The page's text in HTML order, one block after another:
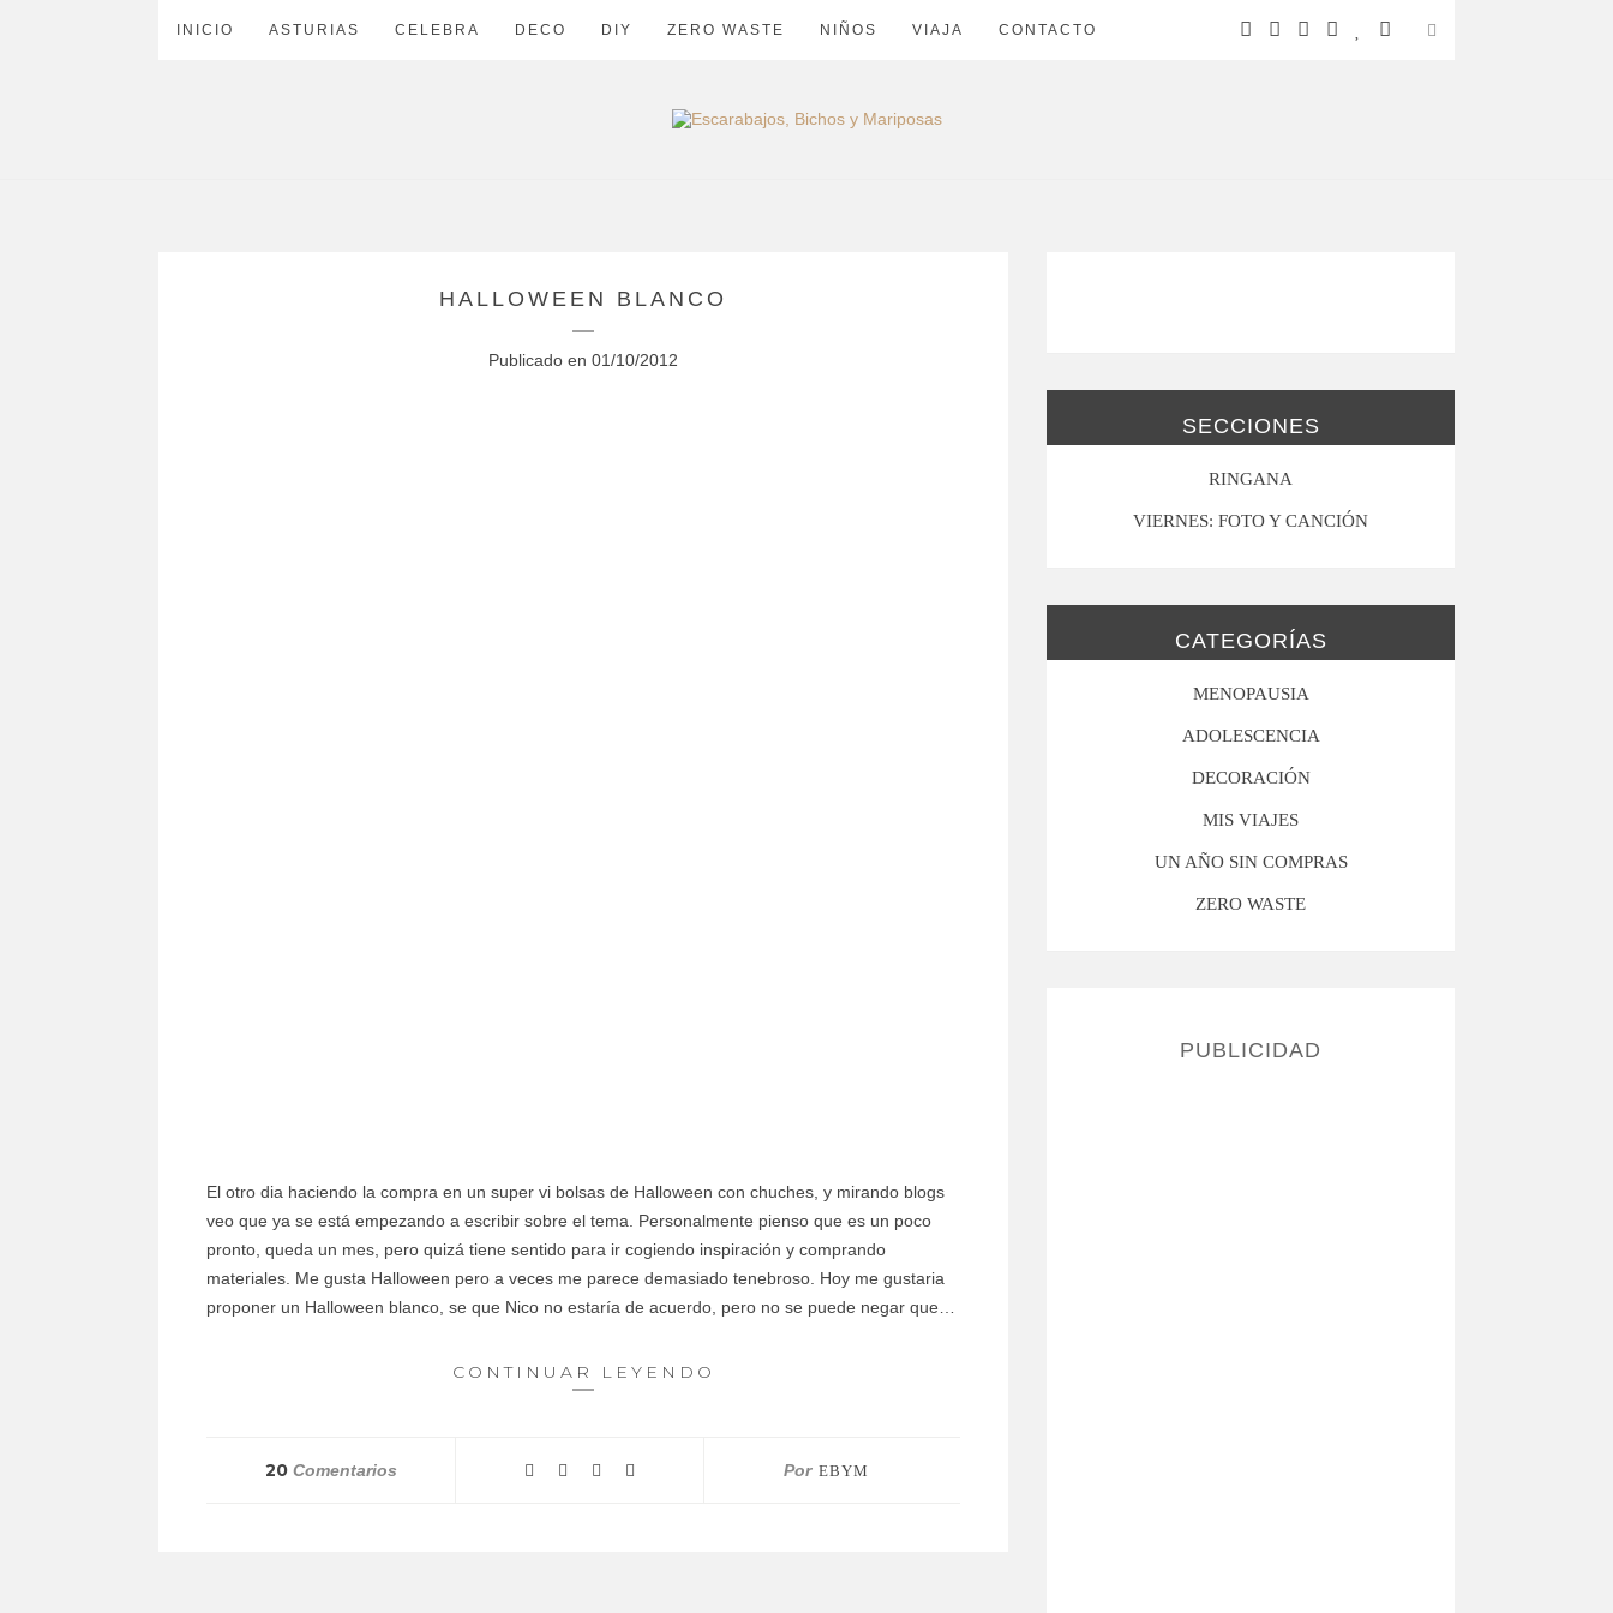
INICIO ASTURIAS CELEBRA DECO DIY ZERO WASTE NIÑOS VIAJA CONTACTO
HALLOWEEN BLANCO
Publicado en 01/10/2012
El otro dia haciendo la compra en un super vi bolsas de Halloween con chuches, y mirando blogs
veo que ya se está empezando a escribir sobre el tema. Personalmente pienso que es un poco
pronto, queda un mes, pero quizá tiene sentido para ir cogiendo inspiración y comprando
materiales. Me gusta Halloween pero a veces me parece demasiado tenebroso. Hoy me gustaria
proponer un Halloween blanco, se que Nico no estaría de acuerdo, pero no se puede negar que…
CONTINUAR LEYENDO
20Comentarios Por EBYM
SECCIONES
RINGANA
VIERNES: FOTO Y CANCIÓN
CATEGORÍAS
MENOPAUSIA
ADOLESCENCIA
DECORACIÓN
MIS VIAJES
UN AÑO SIN COMPRAS
ZERO WASTE
PUBLICIDAD